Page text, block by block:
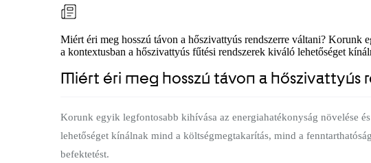
Miért éri meg hosszú távon a hőszivattyús rendszerre váltani? Korunk
a kontextusban a hőszivattyús fűtési rendszerek kiváló lehetőséget
Miért éri meg hosszú távon a hőszivattyús
Korunk egyik legfontosabb kihívása az energiahatékonyság növelése
lehetőséget kínálnak mind a költségmegtakarítás, mind a
befektetést.